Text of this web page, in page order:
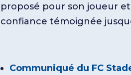
proposé pour son joueur
confiance témoignée
Communiqué du FC